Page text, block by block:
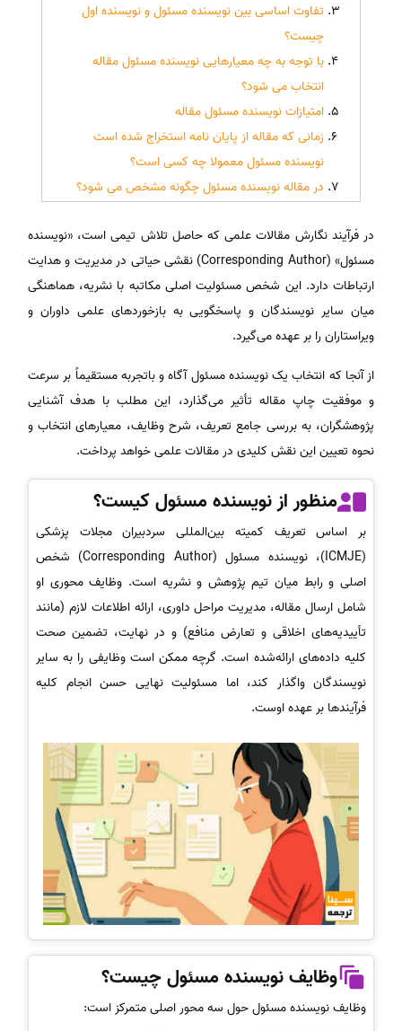
تفاوت اساسی بین نویسنده مسئول و نویسنده اول
چیست؟
با توجه به چه معیارهایی نویسنده مسئول مقاله
انتخاب می شود؟
امتیازات نویسنده مسئول مقاله
زمانی که مقاله از پایان نامه استخراج شده است
نویسنده مسئول معمولا چه کسی است؟
در مقاله نویسنده مسئول چگونه مشخص می شود؟
در فرآیند نگارش مقالات علمی که حاصل تلاش تیمی است، «نویسنده
مسئول» (Corresponding Author) نقشی حیاتی در مدیریت و هدایت
ارتباطات دارد. این شخص مسئولیت اصلی مکاتبه با نشریه، هماهنگی
میان سایر نویسندگان و پاسخگویی به بازخوردهای علمی داوران و
ویراستاران را بر عهده می‌گیرد.
از آنجا که انتخاب یک نویسنده مسئول آگاه و باتجربه مستقیماً بر سرعت
و موفقیت چاپ مقاله تأثیر می‌گذارد، این مطلب با هدف آشنایی
پژوهشگران، به بررسی جامع تعریف، شرح وظایف، معیارهای انتخاب و
نحوه تعیین این نقش کلیدی در مقالات علمی خواهد پرداخت.
منظور از نویسنده مسئول کیست؟
بر اساس تعریف کمیته بین‌المللی سردبیران مجلات پزشکی
(ICMJE)، نویسنده مسئول (Corresponding Author) شخص
اصلی و رابط میان تیم پژوهش و نشریه است. وظایف محوری او
شامل ارسال مقاله، مدیریت مراحل داوری، ارائه اطلاعات لازم (مانند
تأییدیه‌های اخلاقی و تعارض منافع) و در نهایت، تضمین صحت
کلیه داده‌های ارائه‌شده است. گرچه ممکن است وظایفی را به سایر
نویسندگان واگذار کند، اما مسئولیت نهایی حسن انجام کلیه
فرآیندها بر عهده اوست.
وظایف نویسنده مسئول چیست؟
وظایف نویسنده مسئول حول سه محور اصلی متمرکز است: